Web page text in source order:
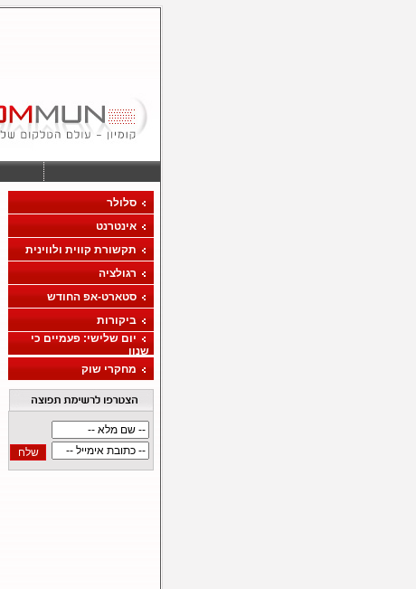
סלולר
אינטרנט
תקשורת קווית ולווינית
רגולציה
סטארט-אפ החודש
ביקורות
יום שלישי: פעמיים כי
שנון
מחקרי שוק